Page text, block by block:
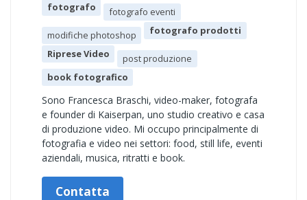
fotografo
fotografo eventi
modifiche photoshop
fotografo prodotti
Riprese Video
post produzione
book fotografico
Sono Francesca Braschi, video-maker, fotografa
e founder di Kaiserpan, uno studio creativo e casa
di produzione video. Mi occupo principalmente di
fotografia e video nei settori: food, still life, eventi
aziendali, musica, ritratti e book.
Contatta